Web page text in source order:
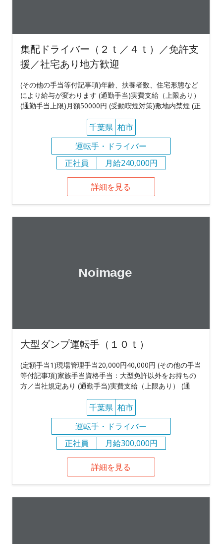
集配ドライバー（２ｔ／４ｔ）／免許支
援／社宅あり地方歓迎
(その他の手当等付記事項)年齢、扶養者数、住宅形態など
により給与が変わります (通勤手当)実費支給（上限あり）
(通勤手当上限)月額50000円 (受動喫煙対策)敷地内禁煙 (正
千葉県 柏市
運転手・ドライバー
正社員
月給240,000円
詳細を見る
大型ダンプ運転手（１０ｔ）
(定額手当1)現場管理手当20,000円40,000円 (その他の手当
等付記事項)家族手当資格手当：大型免許以外をお持ちの
方／当社規定あり (通勤手当)実費支給（上限あり） (通
千葉県 柏市
運転手・ドライバー
正社員
月給300,000円
詳細を見る